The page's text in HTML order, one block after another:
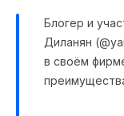
Блогер и
Диланян
в своём